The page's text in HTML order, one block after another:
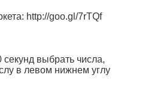
http://goo.gl/7rTQf
секунд выбрать числа,
в левом нижнем углу